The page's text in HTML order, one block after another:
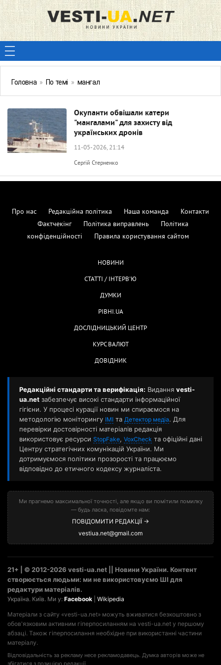
Головна » По темі » мангал
Окупанти обвішали катери
"мангалами" для захисту від
українських дронів
11-05-2026, 21:14
Сергій Стерненко
Про нас Редакційна політика Наша команда
Контакти
Фактчекінг
Політика виправлень
Політика
конфіденційності
Правила користування сайтом
НОВИНИ
СТАТТІ / ІНТЕРВ'Ю
ДУМКИ
РІВНІ.UA
ДОСЛІДНИЦЬКИЙ ЦЕНТР
КУРС ВАЛЮТ
ДОВІДНИК
Редакційні стандарти та верифікація: Видання vesti-
ua.net забезпечує високі стандарти інформаційної
гігієни. У процесі курації новин ми спираємося на
методологію моніторингу ІМІ та Детектор медіа. Для
перевірки достовірності матеріалів редакція
використовує ресурси StopFake, VoxCheck та офіційні дані
Центру стратегічних комунікацій України. Ми
дотримуємося політики прозорості та працюємо
відповідно до етичного кодексу журналіста.
Ми прагнемо максимальної точності, але якщо ви помітили помилку
— будь ласка, повідомте нам:
ПОВІДОМИТИ РЕДАКЦІЇ →
vestiua.net@gmail.com
21+ | © 2012-2026 vesti-ua.net || Новини України. Контент
створюється людьми: ми не використовуємо ШІ для
редактури матеріалів.
Україна. Київ. Ми у: Facebook Wikipedia
Матеріали з сайту «vesti-ua.net» можуть вживатися безкоштовно з
обов'язковим активним гіперпосиланням на vesti-ua.net у першому
абзаці. Також гіперпосилання необхідне при використанні частини
матеріалу.
Відповідальність за рекламу несе рекламодавець. Думка авторів може не
збігатися з позицією редакції.